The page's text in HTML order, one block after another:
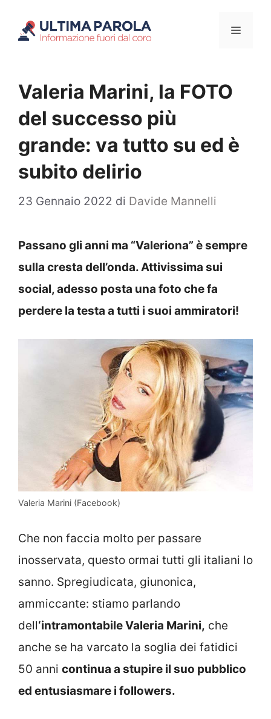
Menu
Valeria Marini, la FOTO
del successo più
grande: va tutto su ed è
subito delirio
23 Gennaio 2022 di Davide Mannelli
Passano gli anni ma “Valeriona” è sempre
sulla cresta dell’onda. Attivissima sui
social, adesso posta una foto che fa
perdere la testa a tutti i suoi ammiratori!
Valeria Marini (Facebook)
Che non faccia molto per passare
inosservata, questo ormai tutti gli italiani lo
sanno. Spregiudicata, giunonica,
ammiccante: stiamo parlando
dell‘intramontabile Valeria Marini, che
anche se ha varcato la soglia dei fatidici
50 anni continua a stupire il suo pubblico
ed entusiasmare i followers.